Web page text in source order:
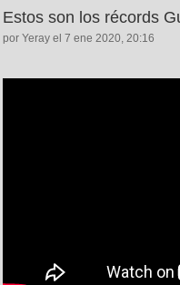
Estos son los récords
por Yeray el 7 ene 2020, 20:16